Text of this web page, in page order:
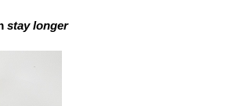
stay longer